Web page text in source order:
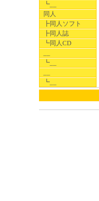
┗__
同人
┣同人ソフト
┣同人誌
┗同人CD
┗__
┗__